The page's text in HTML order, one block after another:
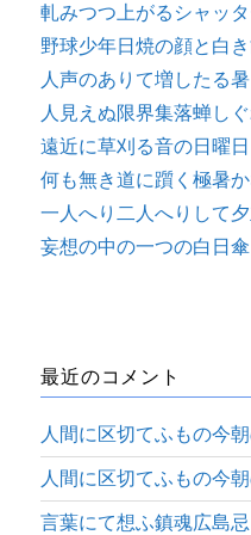
軋みつつ上がるシャッ
野球少年日焼の顔と白き
人声のありて増したる
人見えぬ限界集落蝉し
遠近に草刈る音の日曜日
何も無き道に躓く極暑
一人へり二人へりして
妄想の中の一つの白日傘
最近のコメント
人間に区切てふもの今
人間に区切てふもの今
言葉にて想ふ鎮魂広島忌